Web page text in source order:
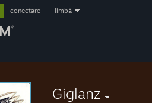
conectare limbă
Giglanz